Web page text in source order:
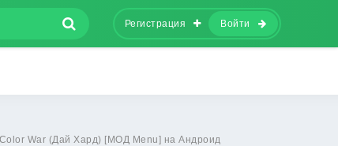
Регистрация Войти
War (Дай Хард) [МОД Menu] на Андроид